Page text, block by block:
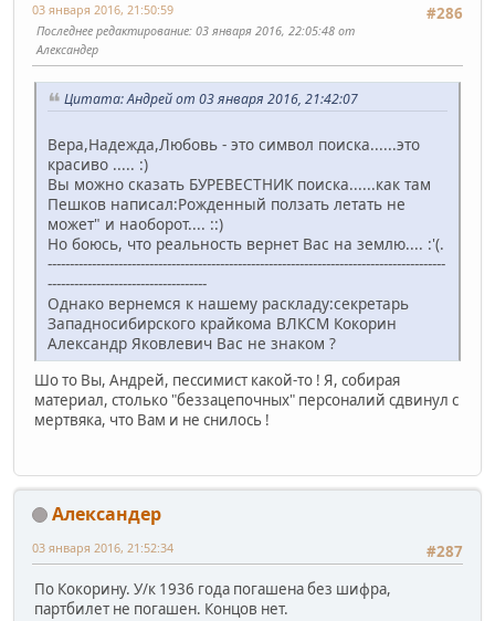
#286
03 января 2016, 21:50:59
Последнее редактирование: 03 января 2016, 22:05:48 от
Александер
Цитата: Андрей от 03 января 2016, 21:42:07
Вера,Надежда,Любовь - это символ поиска......это
красиво ..... :)
Вы можно сказать БУРЕВЕСТНИК поиска......как там
Пешков написал:Рожденный ползать летать не
может" и наоборот.... ::)
Но боюсь, что реальность вернет Вас на землю.... :'(.
------------------------------------------------------------------------------------------
------------------------------------
Однако вернемся к нашему раскладу:секретарь
Западносибирского крайкома ВЛКСМ Кокорин
Александр Яковлевич Вас не знаком ?
Шо то Вы, Андрей, пессимист какой-то ! Я, собирая
материал, столько "беззацепочных" персоналий сдвинул с
мертвяка, что Вам и не снилось !
Александер
#287
03 января 2016, 21:52:34
По Кокорину. У/к 1936 года погашена без шифра,
партбилет не погашен. Концов нет.